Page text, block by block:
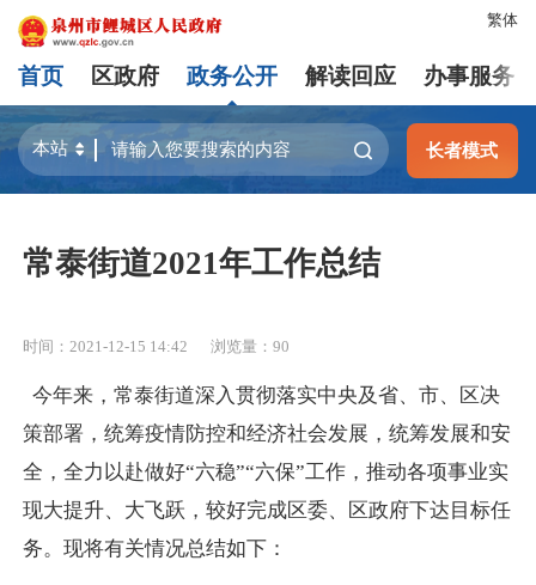
繁体
首页 区政府 政务公开 解读回应 办事服务
长者模式
常泰街道2021年工作总结
时间：2021-12-15 14:42 浏览量： 90
今年来，常泰街道深入贯彻落实中央及省、市、区决
策部署，统筹疫情防控和经济社会发展，统筹发展和安
全，全力以赴做好“六稳”“六保”工作，推动各项事业实
现大提升、大飞跃，较好完成区委、区政府下达目标任
务。现将有关情况总结如下：